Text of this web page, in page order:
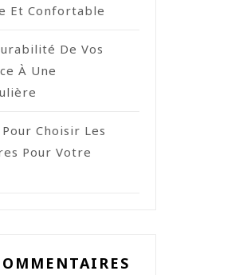
Et Confortable
De Vos
À Une
Choisir Les
Pour Votre